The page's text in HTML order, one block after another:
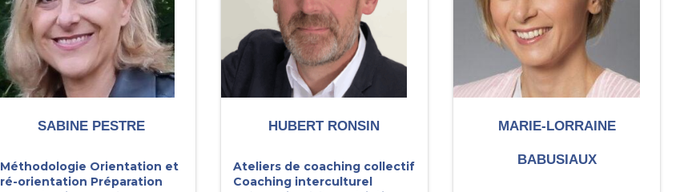
SABINE PESTRE
Méthodologie Orientation et
ré-orientation Préparation
HUBERT RONSIN
Ateliers de coaching collectif
Coaching interculturel
MARIE-LORRAINE
BABUSIAUX